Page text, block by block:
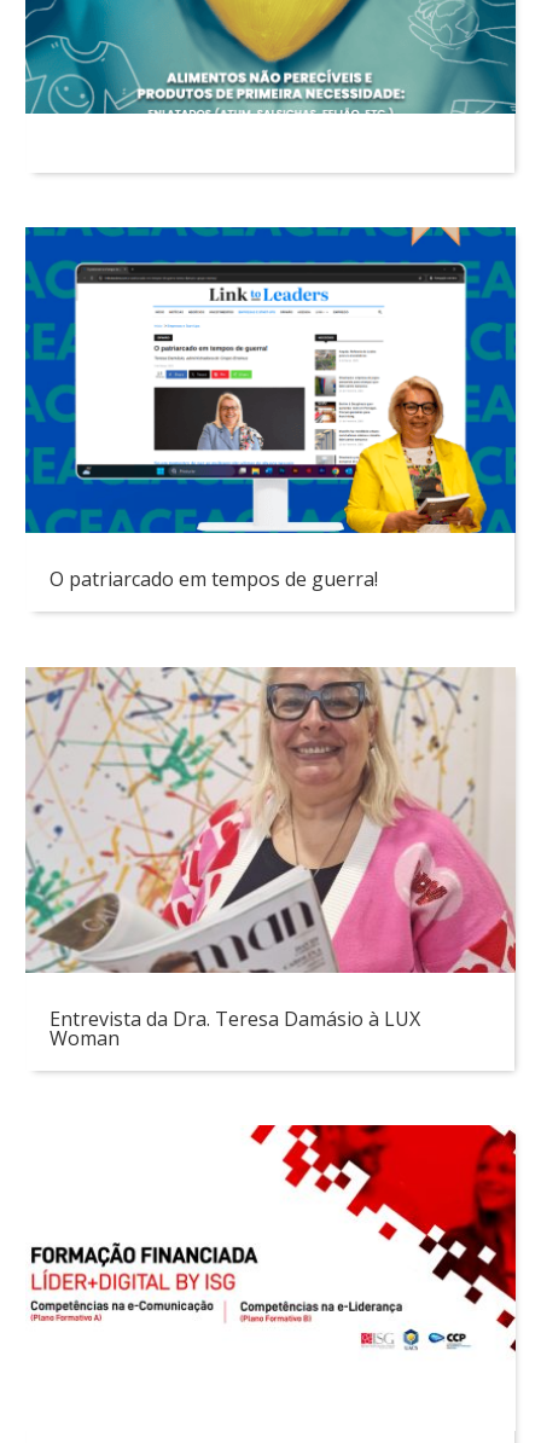
O patriarcado em tempos de guerra!
Entrevista da Dra. Teresa Damásio à LUX
Woman